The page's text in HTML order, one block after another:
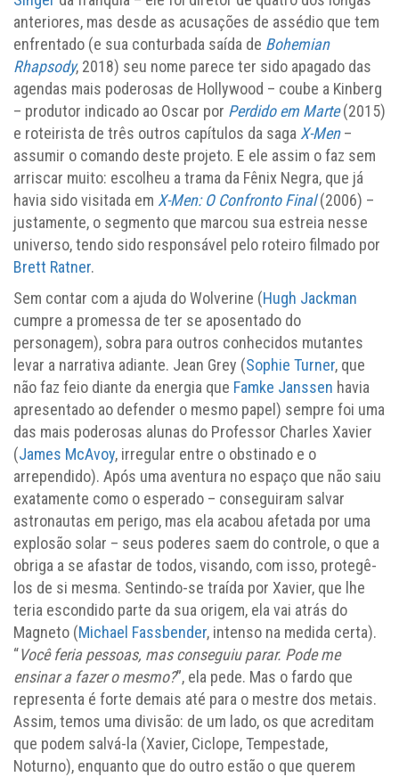
anteriores, mas desde as acusações de assédio que tem
enfrentado (e sua conturbada saída de Bohemian
Rhapsody, 2018) seu nome parece ter sido apagado das
agendas mais poderosas de Hollywood – coube a Kinberg
– produtor indicado ao Oscar por Perdido em Marte (2015)
e roteirista de três outros capítulos da saga X-Men –
assumir o comando deste projeto. E ele assim o faz sem
arriscar muito: escolheu a trama da Fênix Negra, que já
havia sido visitada em X-Men: O Confronto Final (2006) –
justamente, o segmento que marcou sua estreia nesse
universo, tendo sido responsável pelo roteiro filmado por
Brett Ratner.
Sem contar com a ajuda do Wolverine (Hugh Jackman
cumpre a promessa de ter se aposentado do
personagem), sobra para outros conhecidos mutantes
levar a narrativa adiante. Jean Grey (Sophie Turner, que
não faz feio diante da energia que Famke Janssen havia
apresentado ao defender o mesmo papel) sempre foi uma
das mais poderosas alunas do Professor Charles Xavier
(James McAvoy, irregular entre o obstinado e o
arrependido). Após uma aventura no espaço que não saiu
exatamente como o esperado – conseguiram salvar
astronautas em perigo, mas ela acabou afetada por uma
explosão solar – seus poderes saem do controle, o que a
obriga a se afastar de todos, visando, com isso, protegê-
los de si mesma. Sentindo-se traída por Xavier, que lhe
teria escondido parte da sua origem, ela vai atrás do
Magneto (Michael Fassbender, intenso na medida certa).
“Você feria pessoas, mas conseguiu parar. Pode me
ensinar a fazer o mesmo?”, ela pede. Mas o fardo que
representa é forte demais até para o mestre dos metais.
Assim, temos uma divisão: de um lado, os que acreditam
que podem salvá-la (Xavier, Ciclope, Tempestade,
Noturno), enquanto que do outro estão o que querem